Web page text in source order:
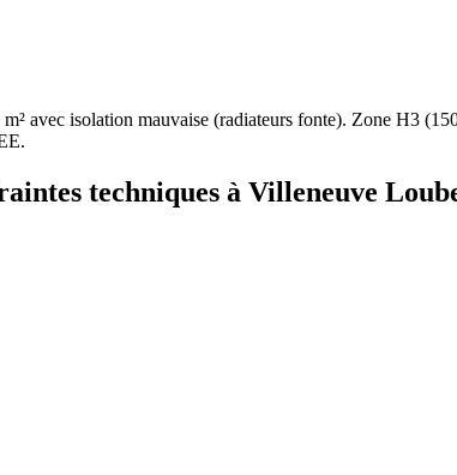
m² avec isolation mauvaise (radiateurs fonte). Zone H3 (
techniques à Villeneuve